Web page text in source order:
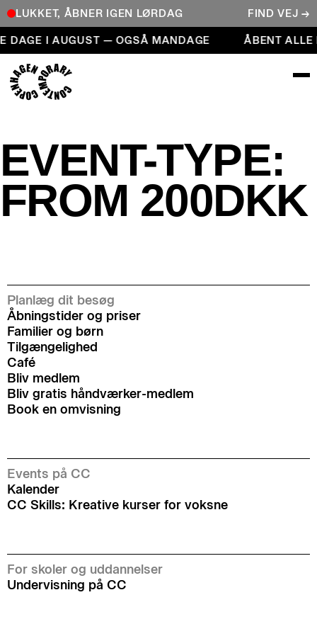
LUKKET, ÅBNER IGEN LØRDAG FIND VEJ →
Åbent alle dage i august — også mandage
DAGE I AUGUST — OGSÅ MANDAGE ÅBENT ALLE
EVENT-TYPE:
FROM 200DKK
Planlæg dit besøg
Åbningstider og priser
Familier og børn
Tilgængelighed
Café
Bliv medlem
Bliv gratis håndværker-medlem
Book en omvisning
Events på CC
Kalender
CC Skills: Kreative kurser for voksne
For skoler og uddannelser
Undervisning på CC